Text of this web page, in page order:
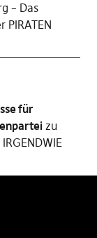
– Das
PIRATEN
für
zu